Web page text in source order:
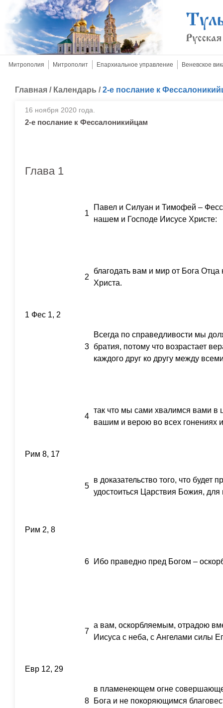
Митрополия Митрополит Епархиальное управление Веневское
Главная / Календарь /2-е послание к
16 ноября 2020 года.
2-е послание к Фессалоникийцам
Глава 1
1
Павел и Силуан и Тимофей –
нашем и Господе Иисусе Христе:
2
благодать вам и мир от Бога
Христа.
1 Фес 1, 2
3
Всегда по справедливости мы
братия, потому что возрастает
каждого друг ко другу между
4
так что мы сами хвалимся вами в
вашим и верою во всех гонениях
Рим 8, 17
5
в доказательство того, что
удостоиться Царствия Божия, для
Рим 2, 8
6 Ибо праведно пред Богом –
7
а вам, оскорбляемым, отрадою
Иисуса с неба, с Ангелами силы
Евр 12, 29
8
в пламенеющем огне
Бога и не покоряющимся